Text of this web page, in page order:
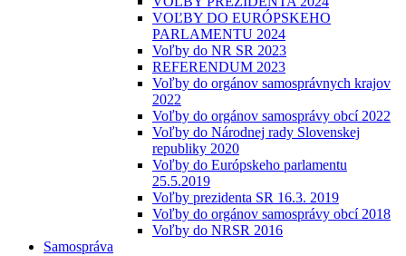
VOĽBY DO EURÓPSKEHO
PARLAMENTU 2024
Voľby do NR SR 2023
REFERENDUM 2023
Voľby do orgánov samosprávnych krajov
2022
Voľby do orgánov samosprávy obcí 2022
Voľby do Národnej rady Slovenskej
republiky 2020
Voľby do Európskeho parlamentu
25.5.2019
Voľby prezidenta SR 16.3. 2019
Voľby do orgánov samosprávy obcí 2018
Voľby do NRSR 2016
Samospráva